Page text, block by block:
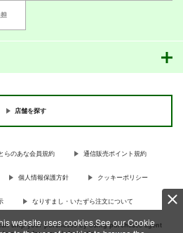
website uses cookies.See our Cookie
店舗を探す
らのあな会員規約 通信販売ポイント規約
個人情報保護方針 クッキーポリシー
なりすまし・いたずら注文について
ship your purchases by using purchases agent